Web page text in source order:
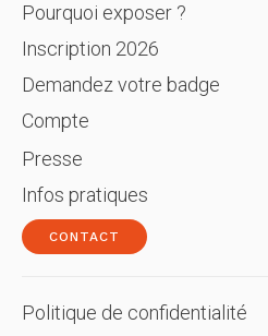
Pourquoi exposer ?
Inscription 2026
Demandez votre badge
Compte
Presse
Infos pratiques
CONTACT
Politique de confidentialité